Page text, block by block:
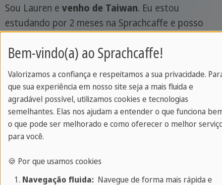
Sou Lauren e venho de Taiwan. Eu estou
estudando por 2 meses na Sprachcaffe e posso
você deseja obter uma boa nota no exame.
A professora Debbie é muito atenciosa e tem
muita paciência, e sempre responde todas as
perguntas dos estudantes de uma maneira clara e
com muitos detalhes. Eu gostei da quantidade de
estudantes que temos no curso, porque a
esforço, conhecendo rapidamente o nível para
poder responder as suas perguntas.
Bem-vindo(a) ao Sprachcaffe!
Valorizamos a confiança e respeitamos a sua privacidade.
que sua experiência em nosso site seja a mais fluida e
agradável possível, utilizamos cookies e tecnologias
semelhantes. Elas nos ajudam a entender o que funciona
o que pode ser melhorado e como oferecer o melhor
para você.
🍪 Por que usamos cookies
Navegação fluida:Navegue de forma mais rápida e